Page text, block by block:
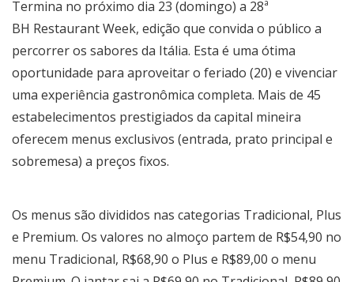
Termina no próximo dia 23 (domingo) a 28ª
BH Restaurant Week, edição que convida o público a
percorrer os sabores da Itália. Esta é uma ótima
oportunidade para aproveitar o feriado (20) e vivenciar
uma experiência gastronômica completa. Mais de 45
estabelecimentos prestigiados da capital mineira
oferecem menus exclusivos (entrada, prato principal e
sobremesa) a preços fixos.
Os menus são divididos nas categorias Tradicional, Plus
e Premium. Os valores no almoço partem de R$54,90 no
menu Tradicional, R$68,90 o Plus e R$89,00 o menu